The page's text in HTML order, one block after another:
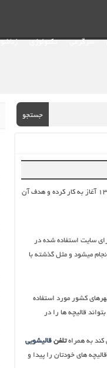
جستجو
می باشد که در تاریخ ۹دی۱۳۹۷ آغاز به کار کرده و هدف آن
سایت استفاده شده در
میشود و مثل گذشته با
کشور مورد استفاده
قالیچه ها را در
کند به همراهتلفن قالیشویی
های خودتان را پیدا و